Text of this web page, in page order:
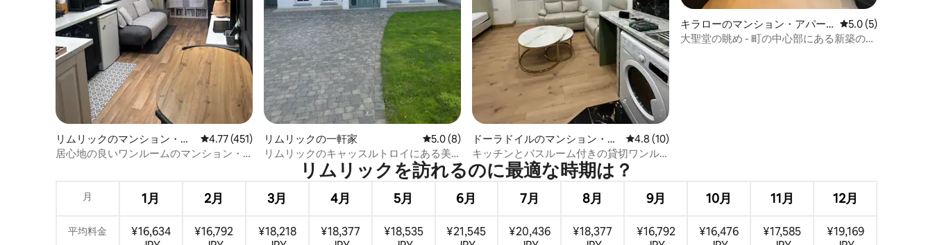
リムリックのマンション・ア
パート
レビュー451件、5つ星中4.77つ星の平均評価
4.77 (451)
居心地の良いワンルームのマンション・
リムリックの一軒家 レビュー8件、5つ星中5.0つ星の平均評価
5.0 (8)
リムリックのキャッスルトロイにある美
しいリスティング
ドーラドイルのマンション・ア
パート
レビュー10件、5つ星中4.8つ星の平均評価
4.8 (10)
キッチンとバスルーム付きの貸切ワンル
ームマンション・アパート
キラローのマンション・アパー
ト
レビュー5件、5つ
5.0 (5)
大聖堂の眺め - 町の中心部にある新築のモ
リムリックを訪⁠れ⁠るの⁠に最⁠適⁠な時⁠期⁠は⁠？
月 1月 2月 3月 4月 5月 6月 7月 8月 9月 10月 11月 12月
平均料金
¥16,634
¥16,792
¥18,218
¥18,377
¥18,535
¥21,545
¥20,436
¥18,377
¥16,792
¥16,476
¥17,585
¥19,169